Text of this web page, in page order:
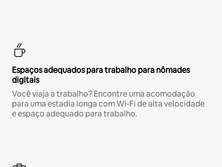
Espaços adequados para trabalho para nômades
digitais
Você viaja a trabalho? Encontre uma acomodação
para uma estadia longa com Wi-Fi de alta velocidade
e espaço adequado para trabalho.